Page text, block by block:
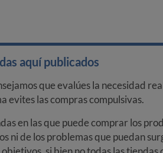
aquí publicados
que evalúes la necesidad
evites las compras compulsivas.
en las que puede comprar los
ni de los problemas que puedan